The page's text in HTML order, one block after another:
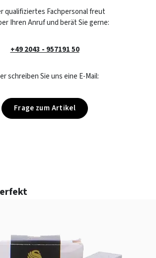
qualifiziertes Fachpersonal freut
Ihren Anruf und berät Sie gerne:
+49 2043 - 957191 50
schreiben Sie uns eine E-Mail:
Frage zum Artikel